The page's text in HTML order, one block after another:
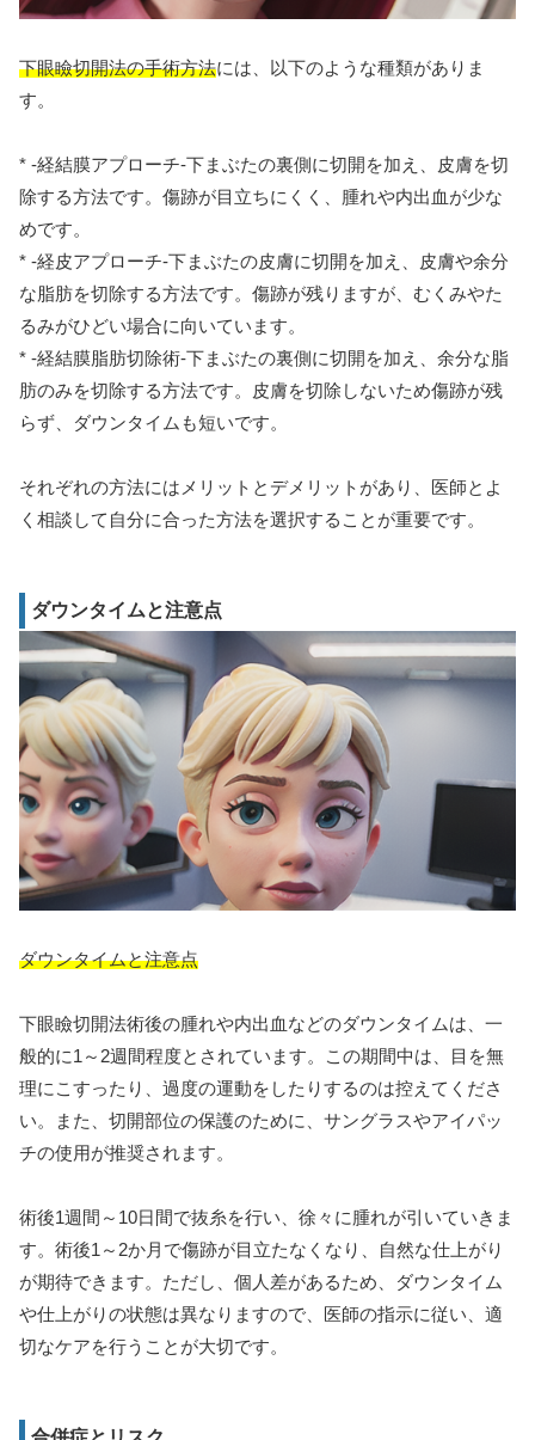
下眼瞼切開法の手術方法には、以下のような種類がありま
す。
* -経結膜アプローチ-下まぶたの裏側に切開を加え、皮膚を切
除する方法です。傷跡が目立ちにくく、腫れや内出血が少な
めです。
* -経皮アプローチ-下まぶたの皮膚に切開を加え、皮膚や余分
な脂肪を切除する方法です。傷跡が残りますが、むくみやた
るみがひどい場合に向いています。
* -経結膜脂肪切除術-下まぶたの裏側に切開を加え、余分な脂
肪のみを切除する方法です。皮膚を切除しないため傷跡が残
らず、ダウンタイムも短いです。
それぞれの方法にはメリットとデメリットがあり、医師とよ
く相談して自分に合った方法を選択することが重要です。
ダウンタイムと注意点
ダウンタイムと注意点
下眼瞼切開法術後の腫れや内出血などのダウンタイムは、一
般的に1～2週間程度とされています。この期間中は、目を無
理にこすったり、過度の運動をしたりするのは控えてくださ
い。また、切開部位の保護のために、サングラスやアイパッ
チの使用が推奨されます。
術後1週間～10日間で抜糸を行い、徐々に腫れが引いていきま
す。術後1～2か月で傷跡が目立たなくなり、自然な仕上がり
が期待できます。ただし、個人差があるため、ダウンタイム
や仕上がりの状態は異なりますので、医師の指示に従い、適
切なケアを行うことが大切です。